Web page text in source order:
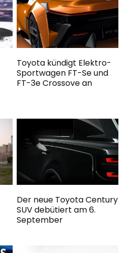
Toyota kündigt Elektro-
Sportwagen FT-Se und
FT-3e Crossove an
Der neue Toyota Century
SUV debütiert am 6.
September